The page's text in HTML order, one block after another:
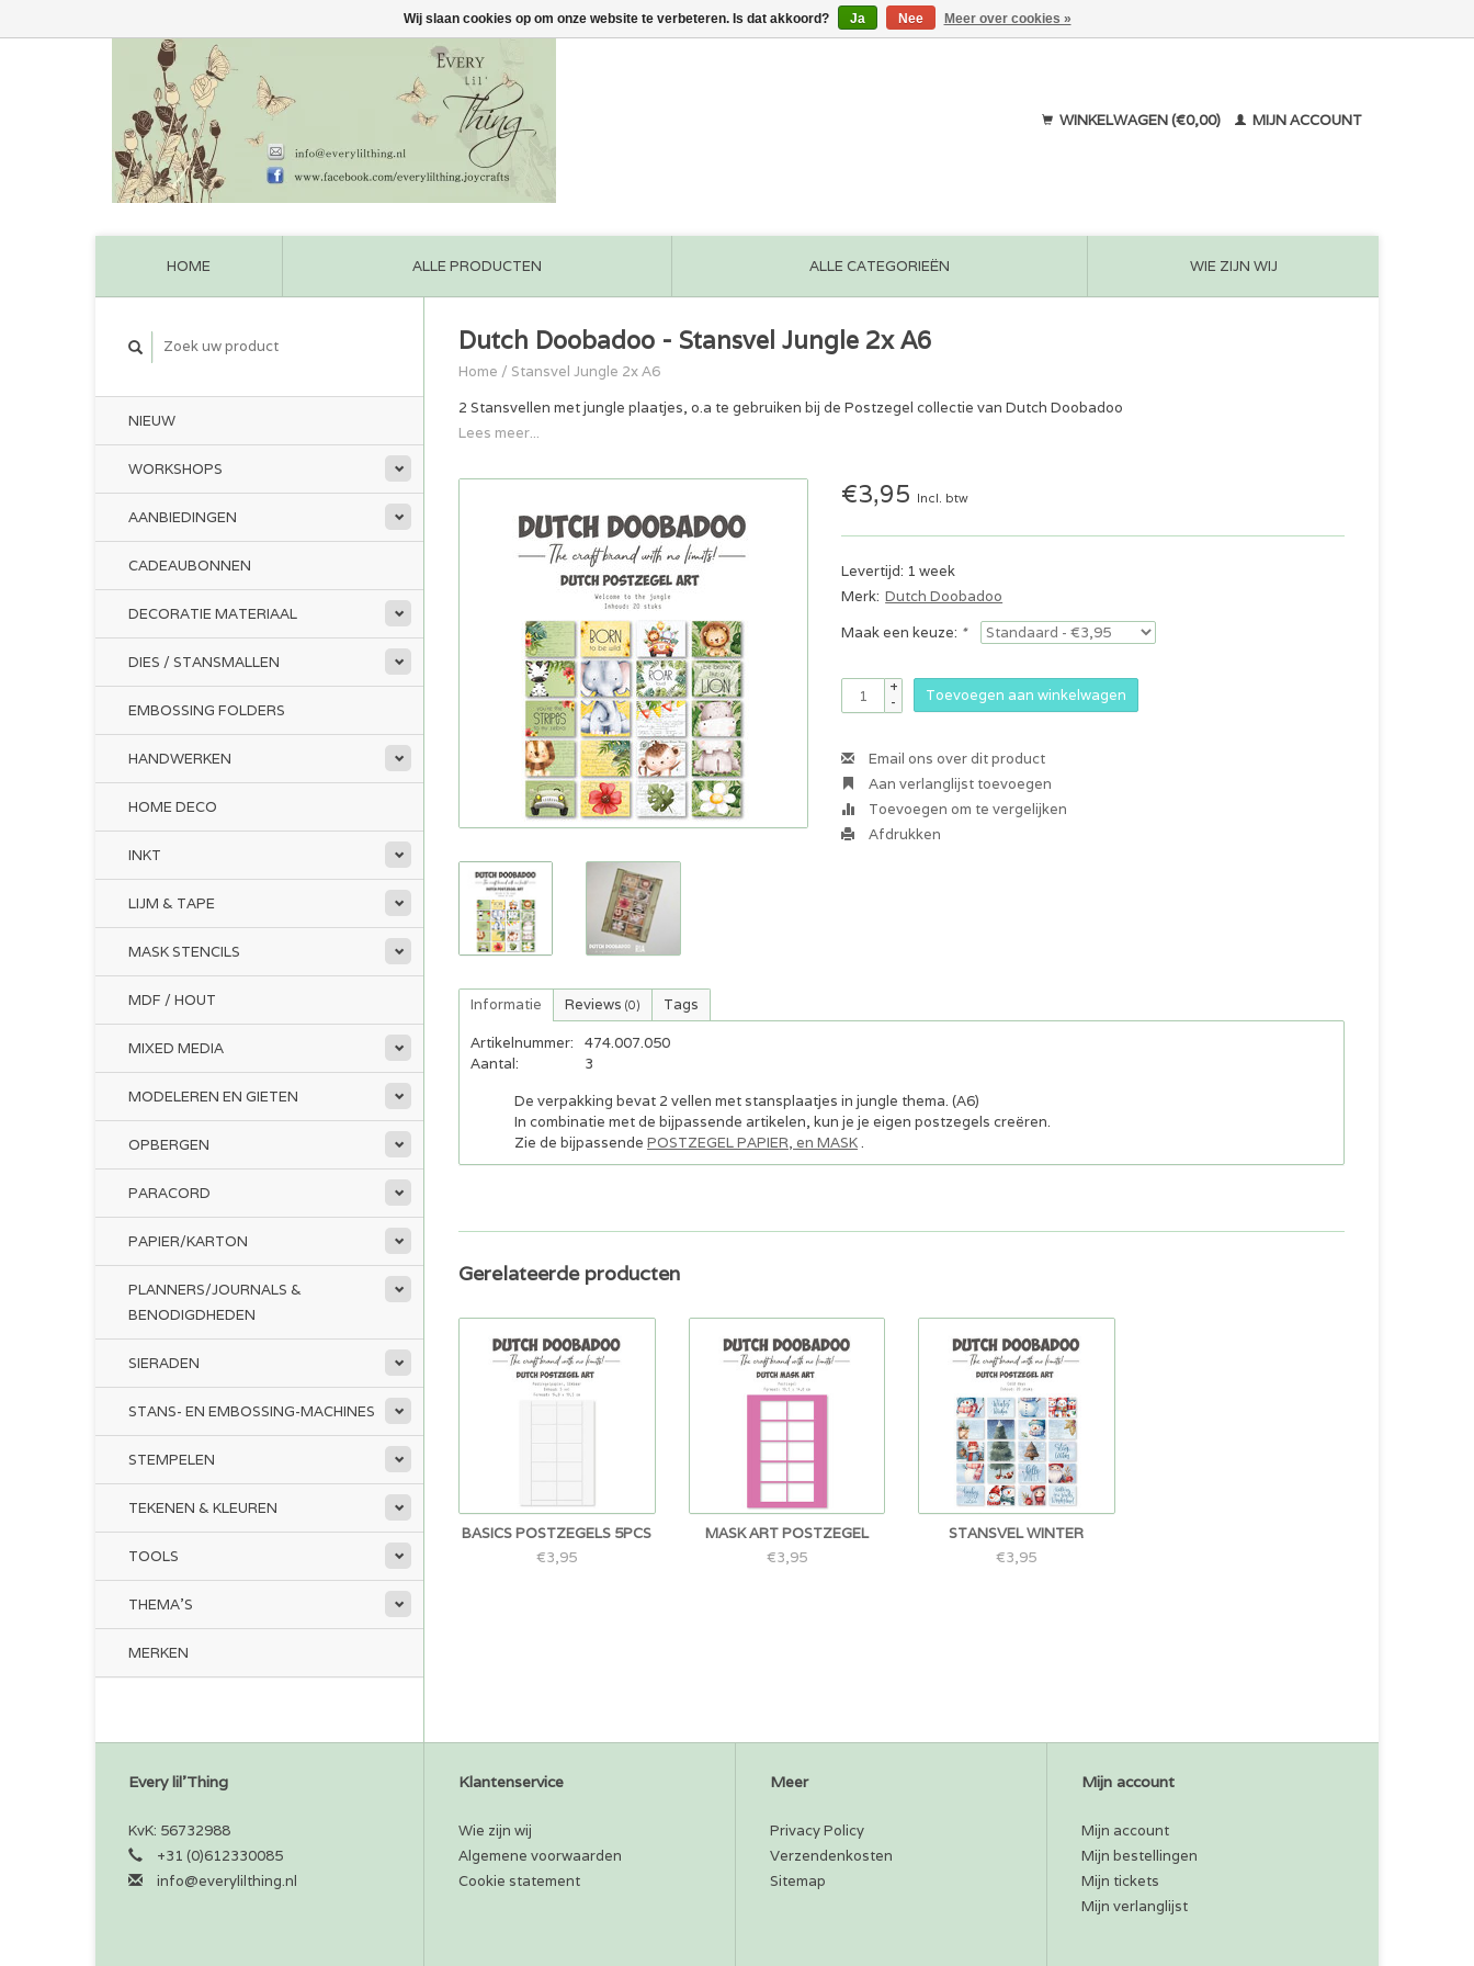
WINKELWAGEN (€0,00) MIJN ACCOUNT
HOME ALLE PRODUCTEN ALLE CATEGORIEËN WIE ZIJN WIJ
NIEUW
WORKSHOPS
AANBIEDINGEN
CADEAUBONNEN
DECORATIE MATERIAAL
DIES / STANSMALLEN
EMBOSSING FOLDERS
HANDWERKEN
HOME DECO
INKT
LIJM & TAPE
MASK STENCILS
MDF / HOUT
MIXED MEDIA
MODELEREN EN GIETEN
OPBERGEN
PARACORD
PAPIER/KARTON
PLANNERS/JOURNALS &
BENODIGDHEDEN
SIERADEN
STANS- EN EMBOSSING-MACHINES
STEMPELEN
TEKENEN & KLEUREN
TOOLS
THEMA'S
MERKEN
Dutch Doobadoo - Stansvel Jungle 2x A6
Home / Stansvel Jungle 2x A6
2 Stansvellen met jungle plaatjes, o.a te gebruiken bij de Postzegel collectie van Dutch Doobadoo
Lees meer...
€3,95 Incl. btw
Levertijd: 1 week
Merk: Dutch Doobadoo
Maak een keuze: *
+
-
Toevoegen aan winkelwagen
Email ons over dit product
Aan verlanglijst toevoegen
Toevoegen om te vergelijken
Afdrukken
Informatie Reviews (0) Tags
Artikelnummer:
474.007.050
Aantal:
3
De verpakking bevat 2 vellen met stansplaatjes in jungle thema. (A6)
In combinatie met de bijpassende artikelen, kun je je eigen postzegels creëren.
Zie de bijpassende POSTZEGEL PAPIER, en MASK.
Gerelateerde producten
BASICS POSTZEGELS 5PCS
€3,95
MASK ART POSTZEGEL
€3,95
STANSVEL WINTER
€3,95
Every lil'Thing
KvK: 56732988
+31 (0)612330085
info@everylilthing.nl
Klantenservice
Wie zijn wij
Algemene voorwaarden
Cookie statement
Meer
Privacy Policy
Verzendenkosten
Sitemap
Mijn account
Mijn account
Mijn bestellingen
Mijn tickets
Mijn verlanglijst
Wij slaan cookies op om onze website te verbeteren. Is dat akkoord? Ja Nee Meer over cookies »